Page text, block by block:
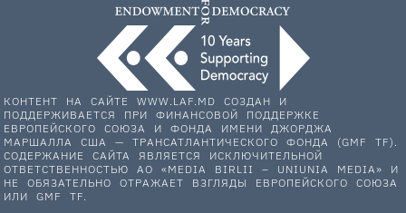
КОНТЕНТ НА САЙТЕ WWW.LAF.MD СОЗДАН И
ПОДДЕРЖИВАЕТСЯ ПРИ ФИНАНСОВОЙ ПОДДЕРЖКЕ
ЕВРОПЕЙСКОГО СОЮЗА И ФОНДА ИМЕНИ ДЖОРДЖА
МАРШАЛЛА США — ТРАНСАТЛАНТИЧЕСКОГО ФОНДА (GMF TF).
СОДЕРЖАНИЕ САЙТА ЯВЛЯЕТСЯ ИСКЛЮЧИТЕЛЬНОЙ
ОТВЕТСТВЕННОСТЬЮ АО «MEDIA BIRLII – UNIUNIA MEDIA» И
НЕ ОБЯЗАТЕЛЬНО ОТРАЖАЕТ ВЗГЛЯДЫ ЕВРОПЕЙСКОГО СОЮЗА
ИЛИ GMF TF.